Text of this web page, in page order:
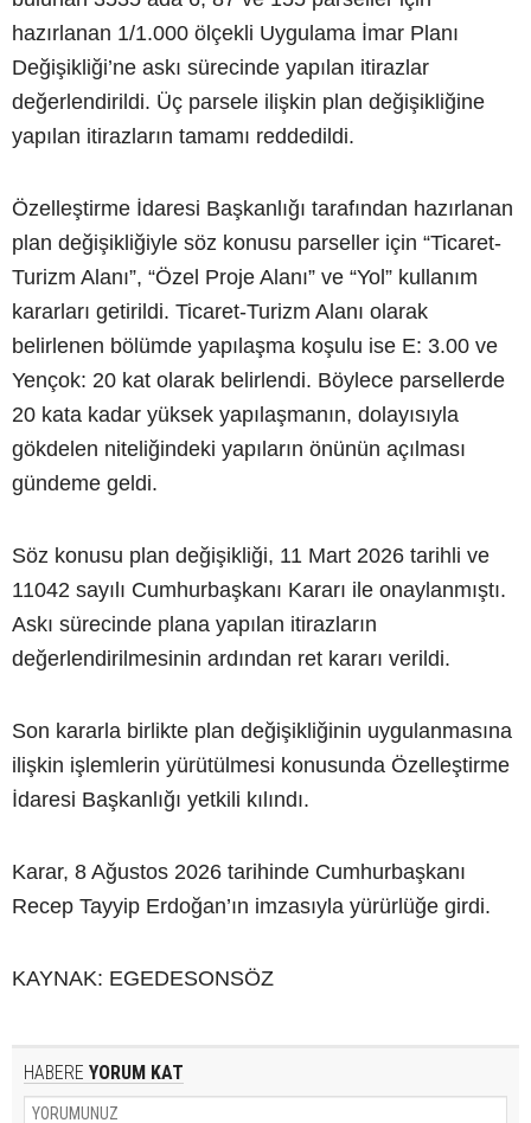
hazırlanan 1/1.000 ölçekli Uygulama İmar Planı
Değişikliği’ne askı sürecinde yapılan itirazlar
değerlendirildi. Üç parsele ilişkin plan değişikliğine
yapılan itirazların tamamı reddedildi.
Özelleştirme İdaresi Başkanlığı tarafından hazırlanan
plan değişikliğiyle söz konusu parseller için “Ticaret-
Turizm Alanı”, “Özel Proje Alanı” ve “Yol” kullanım
kararları getirildi. Ticaret-Turizm Alanı olarak
belirlenen bölümde yapılaşma koşulu ise E: 3.00 ve
Yençok: 20 kat olarak belirlendi. Böylece parsellerde
20 kata kadar yüksek yapılaşmanın, dolayısıyla
gökdelen niteliğindeki yapıların önünün açılması
gündeme geldi.
Söz konusu plan değişikliği, 11 Mart 2026 tarihli ve
11042 sayılı Cumhurbaşkanı Kararı ile onaylanmıştı.
Askı sürecinde plana yapılan itirazların
değerlendirilmesinin ardından ret kararı verildi.
Son kararla birlikte plan değişikliğinin uygulanmasına
ilişkin işlemlerin yürütülmesi konusunda Özelleştirme
İdaresi Başkanlığı yetkili kılındı.
Karar, 8 Ağustos 2026 tarihinde Cumhurbaşkanı
Recep Tayyip Erdoğan’ın imzasıyla yürürlüğe girdi.
KAYNAK: EGEDESONSÖZ
HABERE YORUM KAT